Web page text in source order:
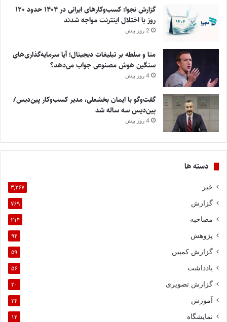
گزارش نجوا: کسب‌وکارهای ایرانی در ۱۴۰۴ حدود ۱۲۰
روز با اختلال اینترنت مواجه شدند
2 روز پیش
متا و سلطه بر تبلیغات دیجیتال؛ آیا سرمایه‌گذاری‌های
سنگین هوش مصنوعی جواب می‌دهد؟
4 روز پیش
گفت‌وگو با ایمان بخشعلی، مدیر کسب‌وکار پین‌دیس/
پین‌دیس سه ساله شد
4 روز پیش
دسته ها
خبر ۳,۳۶۷
گزارش ۷۶۹
مصاحبه ۲۱۴
پژوهش ۹۴
گزارش کمپین ۵۹
یادداشت ۵۶
گزارش تصویری ۳۰
آموزش ۲۴
نمایشگاه ۱۲